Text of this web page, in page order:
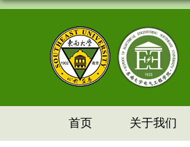
首页 关于我们